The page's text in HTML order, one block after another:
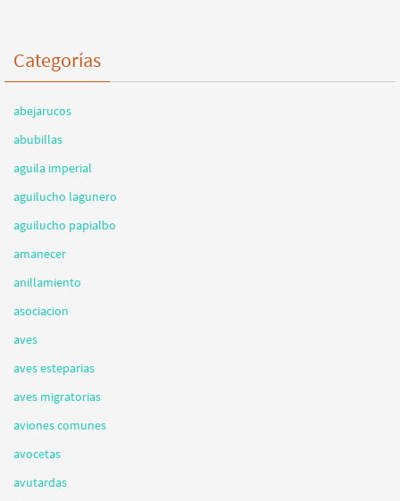
Categorías
abejarucos
abubillas
aguila imperial
aguilucho lagunero
aguilucho papialbo
amanecer
anillamiento
asociacion
aves
aves esteparias
aves migratorias
aviones comunes
avocetas
avutardas